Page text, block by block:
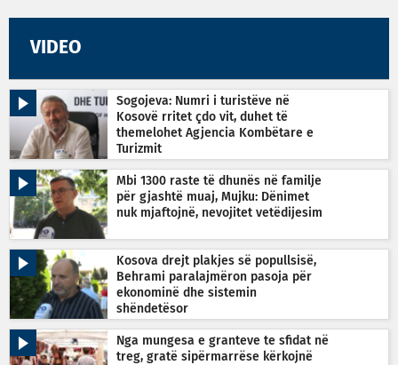
VIDEO
Sogojeva: Numri i turistëve në
Kosovë rritet çdo vit, duhet të
themelohet Agjencia Kombëtare e
Turizmit
Mbi 1300 raste të dhunës në familje
për gjashtë muaj, Mujku: Dënimet
nuk mjaftojnë, nevojitet vetëdijesim
Kosova drejt plakjes së popullsisë,
Behrami paralajmëron pasoja për
ekonominë dhe sistemin
shëndetësor
Nga mungesa e granteve te sfidat në
treg, gratë sipërmarrëse kërkojnë